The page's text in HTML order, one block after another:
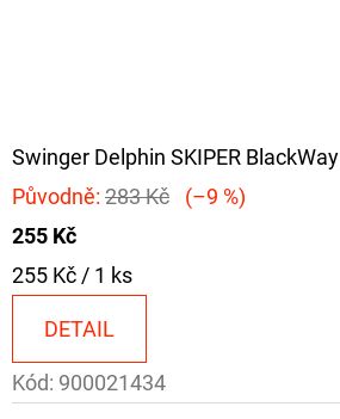
Swinger Delphin SKIPER BlackWay
Původně: 283 Kč
(–9 %)
255 Kč
Měrná
255 Kč / 1 ks
DETAIL
Kód: 900021434